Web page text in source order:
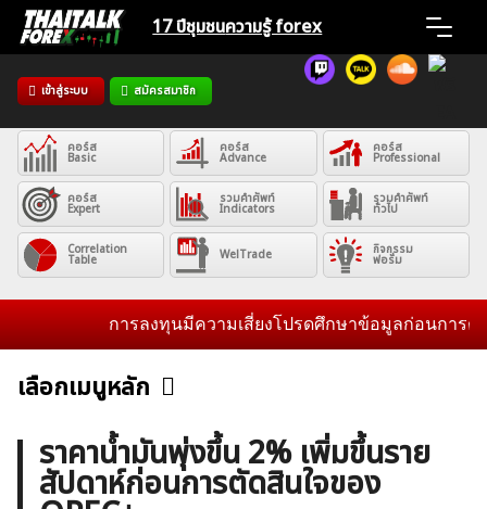
Skip
17 ปีชุมชนความรู้ forex
เข้าสู่ระบบ สมัครสมาชิก
Home
News
Articles
VPS Register
ค้นหา
สำหรับ:
คอร์ส
Basic
คอร์ส
Advance
คอร์ส
Professional
คอร์ส
Expert
รวมคำศัพท์
Indicators
รวมคำศัพท์
ทั่วไป
Correlation
Table WelTrade กิจกรรม
ฟอรั่ม
การลงทุนมีความเสี่ยงโปรดศึกษาข้อมูลก่อนการตัดสิ
เลือกเมนูหลัก
ข่าวฟอเร็กซ์และสกุลเงิน คริปโตเคอร์เรนซี
ฟรีซิกแนล รายวัน
บทวิเคราะห์
เศรษฐกิจทั่วไป ดัชนี-หุ้น
พันธบัตร
ราคาน้ำมันพุ่งขึ้น 2% เพิ่มขึ้นราย
สัปดาห์ก่อนการตัดสินใจของ